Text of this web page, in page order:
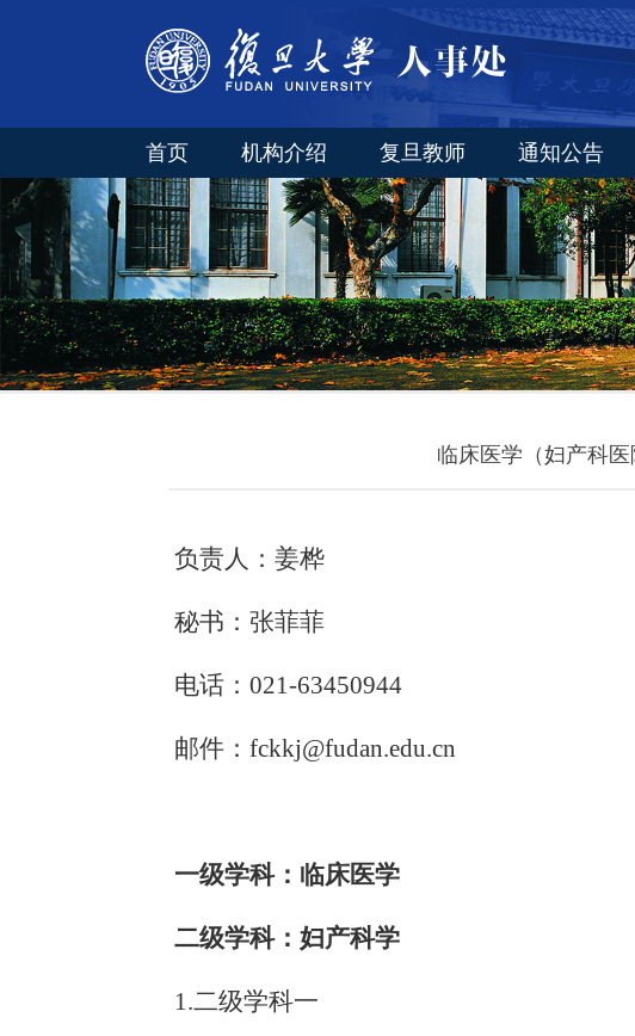
首页 机构介绍 复旦教师 通知公告
临床医学（妇产科医
负责人：姜桦
秘书：张菲菲
电话： 021-63450944
邮件： fckkj@fudan.edu.cn
一级学科：临床医学
二级学科：妇产科学
1.二级学科一